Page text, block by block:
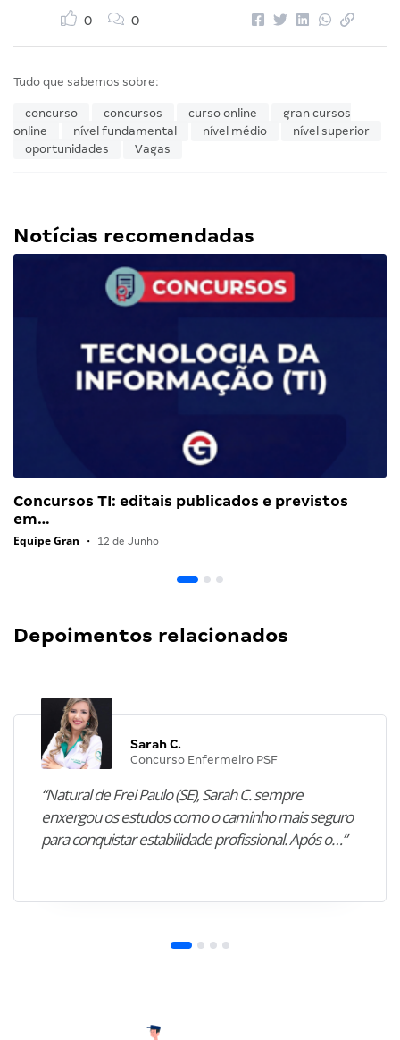
0 0
Tudo que sabemos sobre:
concurso concursos curso online
gran cursos
online
nível fundamental nível médio
nível superior
oportunidades
Vagas
Notícias recomendadas
Concursos TI: editais publicados e previstos
em…
Equipe Gran • 12 de Junho
Depoimentos relacionados
Sarah C.
Concurso Enfermeiro PSF
“Natural de Frei Paulo (SE), Sarah C. sempre
enxergou os estudos como o caminho mais seguro
para conquistar estabilidade profissional. Após o…”